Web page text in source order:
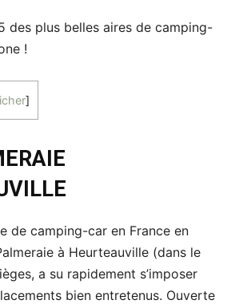
des plus belles aires de camping-
!
]
de camping-car en France en
à Heurteauville (dans le
a su rapidement s’imposer
bien entretenus. Ouverte